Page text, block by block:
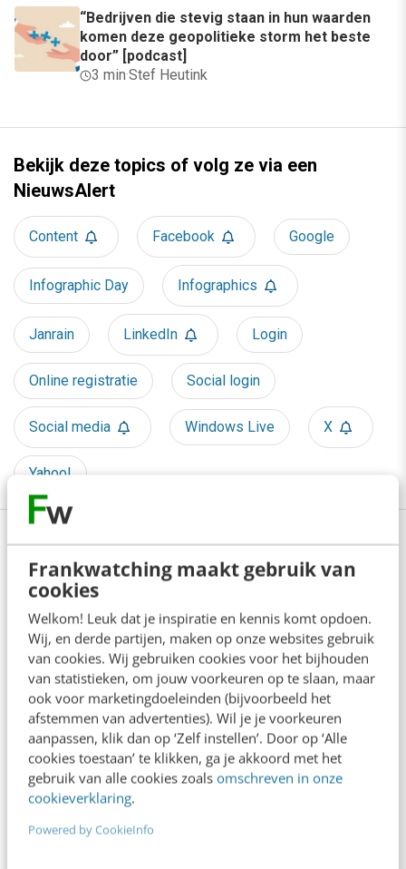
Frankwatching maakt gebruik van
cookies
Welkom! Leuk dat je inspiratie en kennis komt opdoen.
Wij, en derde partijen, maken op onze websites gebruik
van cookies. Wij gebruiken cookies voor het bijhouden
van statistieken, om jouw voorkeuren op te slaan, maar
ook voor marketingdoeleinden (bijvoorbeeld het
afstemmen van advertenties). Wil je je voorkeuren
aanpassen, klik dan op ‘Zelf instellen’. Door op ‘Alle
cookies toestaan’ te klikken, ga je akkoord met het
gebruik van alle cookies zoals omschreven in onze
cookieverklaring.
Powered by CookieInfo
“Bedrijven die stevig staan in hun waarden
komen deze geopolitieke storm het beste
door” [podcast]
3 min·Stef Heutink
Bekijk deze topics of volg ze via een
NieuwsAlert
Content Facebook Google
Infographic Day Infographics
Janrain LinkedIn Login
Online registratie Social login
Social media Windows Live X
Yahoo!
Lees 6 reacties Delen
Over de auteur
Bianca van de Ketterijvan
Studio Bianca
Bianca van de Ketterij helpt als
grafisch vormgever bedrijven en